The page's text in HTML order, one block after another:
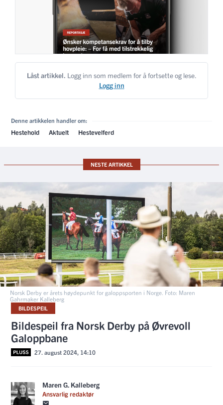
Låst artikkel. Logg inn som medlem for å fortsette og lese.
Logg inn
Denne artikkelen handler om:
Hestehold Aktuelt Hestevelferd
NESTE ARTIKKEL
Norsk Derby er årets høydepunkt for galoppsporten i Norge. Foto: Maren
Gahrmaker Kalleberg
BILDESPEIL
Bildespeil fra Norsk Derby på Øvrevoll
Galoppbane
27. august 2024, 14:10
Maren G. Kalleberg
Ansvarlig redaktør